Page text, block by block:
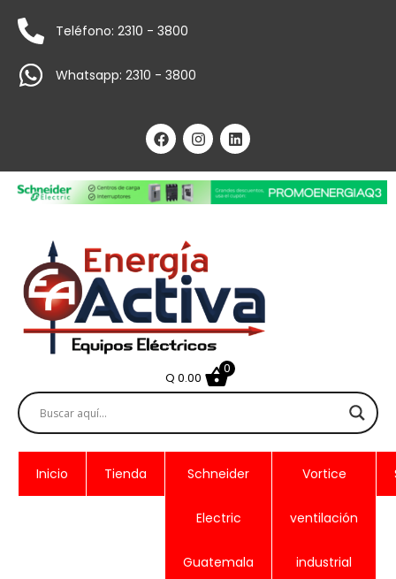
Teléfono: 2310 - 3800
Whatsapp: 2310 - 3800
Q 0.00
0
Inicio Tienda Schneider
Electric
Guatemala
Vortice
ventilación
industrial